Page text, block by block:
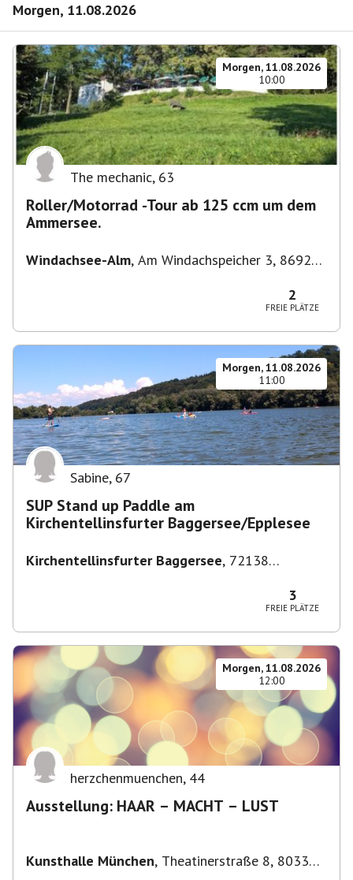
Morgen, 11.08.2026
Morgen, 11.08.2026
10:00
The mechanic, 63
Roller/Motorrad -Tour ab 125 ccm um dem
Ammersee.
Windachsee-Alm, Am Windachspeicher 3, 86923
2
FREIE PLÄTZE
Morgen, 11.08.2026
11:00
Sabine, 67
SUP Stand up Paddle am
Kirchentellinsfurter Baggersee/Epplesee
Kirchentellinsfurter Baggersee, 72138
3
FREIE PLÄTZE
Morgen, 11.08.2026
12:00
herzchenmuenchen, 44
Ausstellung: HAAR – MACHT – LUST
Kunsthalle München, Theatinerstraße 8, 80333